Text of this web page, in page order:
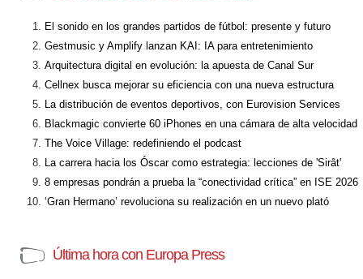
El sonido en los grandes partidos de fútbol: presente y futuro
Gestmusic y Amplify lanzan KAI: IA para entretenimiento
Arquitectura digital en evolución: la apuesta de Canal Sur
Cellnex busca mejorar su eficiencia con una nueva estructura
La distribución de eventos deportivos, con Eurovision Services
Blackmagic convierte 60 iPhones en una cámara de alta velocidad
The Voice Village: redefiniendo el podcast
La carrera hacia los Óscar como estrategia: lecciones de 'Sirât'
8 empresas pondrán a prueba la “conectividad crítica” en ISE 2026
‘Gran Hermano’ revoluciona su realización en un nuevo plató
Última hora con Europa Press